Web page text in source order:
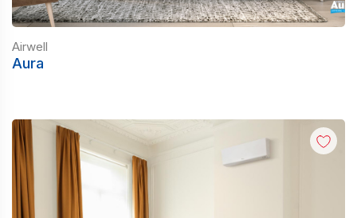
Airwell
Aura